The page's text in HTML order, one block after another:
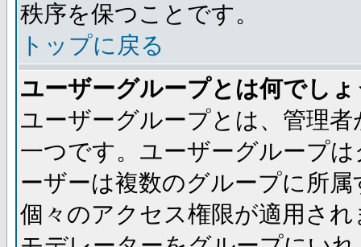
秩序を保つことです。
トップに戻る
ユーザーグループとは何でし
ユーザーグループとは、管理
一つです。ユーザーグループ
ーザーは複数のグループに所
個々のアクセス権限が適用さ